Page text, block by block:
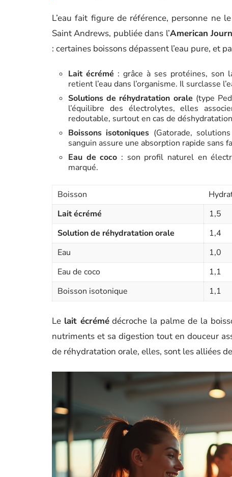
L’eau fait figure de référence, personne ne
Saint Andrews, publiée dans l’American
: certaines boissons dépassent l’eau pure, et
Lait écrémé : grâce à ses protéines, son
retient l’eau dans l’organisme. Il surclasse
Solutions de réhydratation orale (type
l’équilibre des électrolytes, elles
redoutable, surtout en cas de
Boissons isotoniques (Gatorade,
sanguin assure une absorption rapide sans
Eau de coco : son profil naturel en
marqué.
Boisson
Lait écrémé
1,5
Solution de réhydratation orale
1,4
Eau
1,0
Eau de coco
1,1
Boisson isotonique
1,1
Le lait écrémédécroche la palme de la
nutriments et sa digestion tout en douceur
de réhydratation orale, elles, sont les alliées